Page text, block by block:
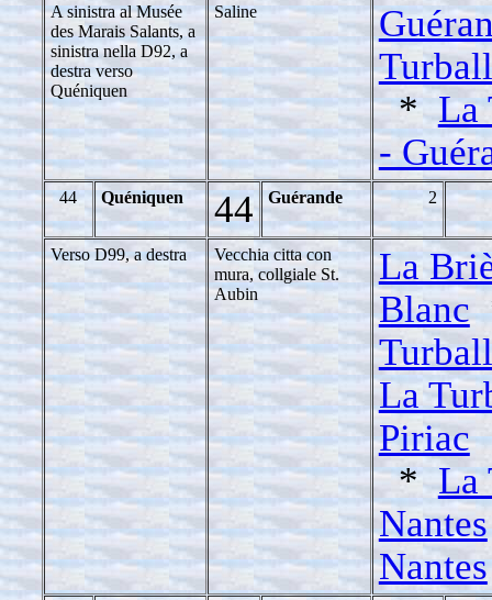
A sinistra al Musée
des Marais Salants, a
sinistra nella D92, a
destra verso
Quéniquen
Saline
*La
-
44 Quéniquen 44 Guérande 2
Verso D99, a destra
Vecchia citta con
mura, collgiale St.
Aubin
La
Blanc
La
Piriac
*La
Nantes
Nantes